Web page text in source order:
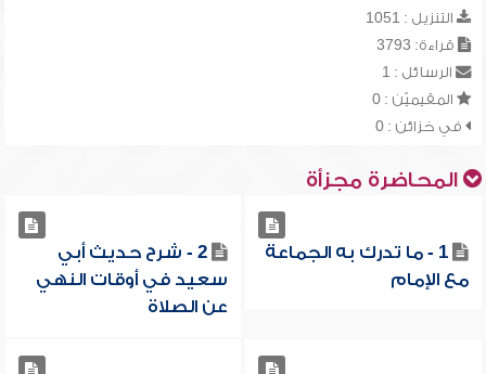
التنزيل : 1051
قراءة: 3793
الرسائل : 1
المقيميّن : 0
في خزائن : 0
المحاضرة مجزأة
1 - ما تدرك به الجماعة
مع الإمام
2 - شرح حديث أبي
سعيد في أوقات النهي
عن الصلاة